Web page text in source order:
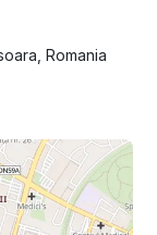
Romania